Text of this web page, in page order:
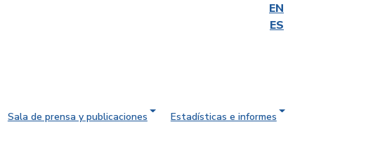
EN
ES
Sala de prensa y publicaciones
Estadísticas e informes